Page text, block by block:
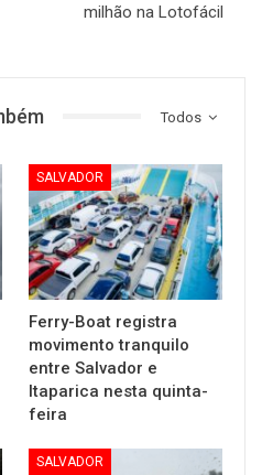
milhão na Lotofácil
Todos
SALVADOR
Ferry-Boat registra
movimento tranquilo
entre Salvador e
Itaparica nesta quinta-
feira
SALVADOR